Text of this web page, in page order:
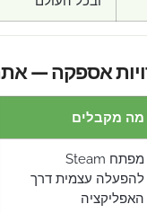
אספקה —
מה מקבלים
מפתח Steam
להפעלה עצמית דרך
האפליקציה